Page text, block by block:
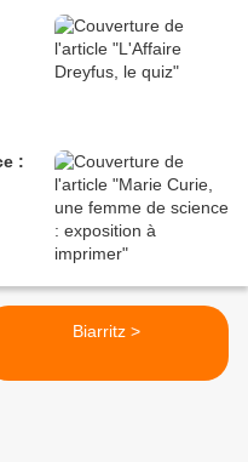
:
Biarritz >